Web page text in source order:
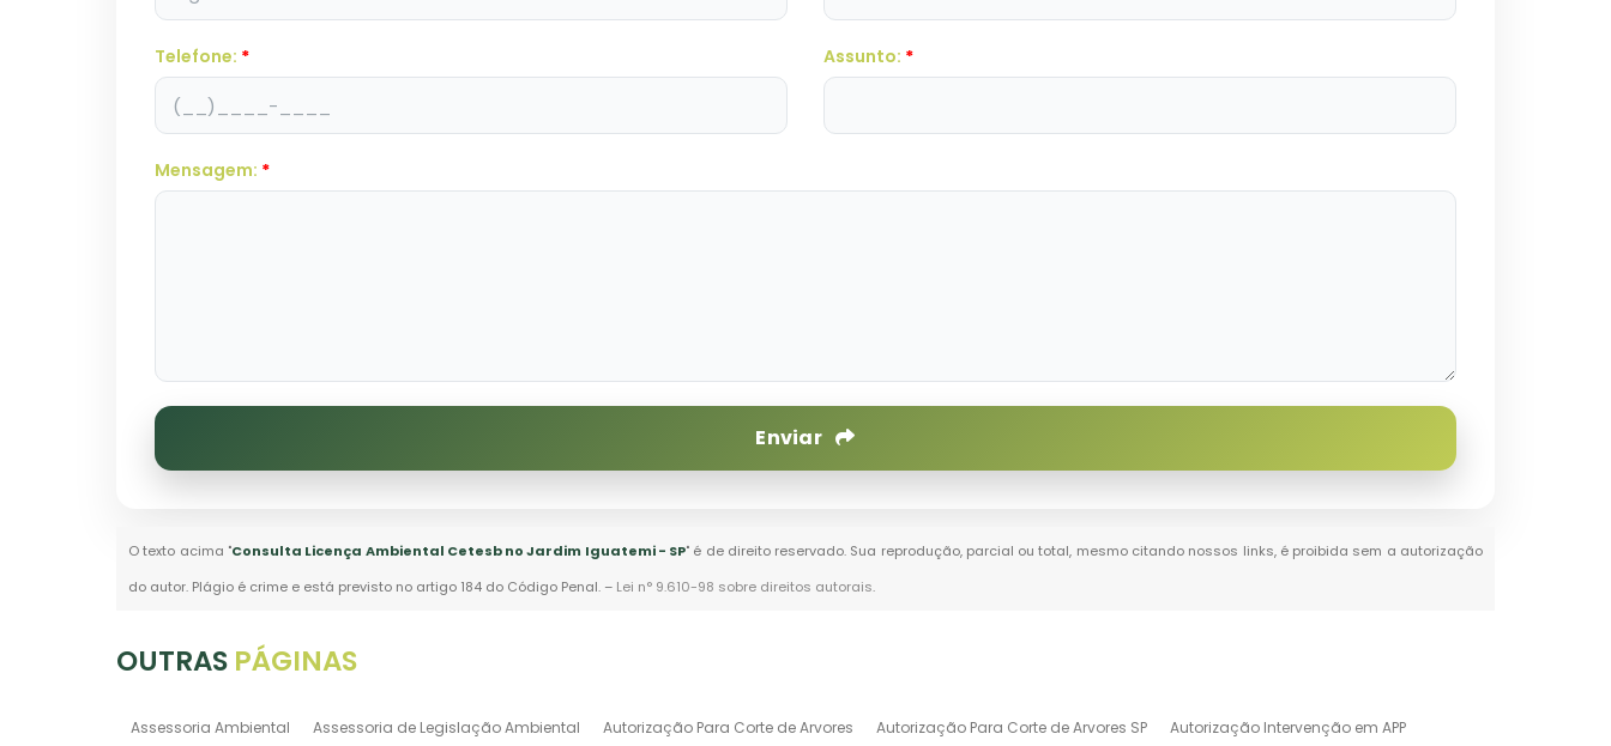
Telefone: * Assunto: *
Mensagem: *
Enviar
O texto acima "Consulta Licença Ambiental Cetesb no Jardim Iguatemi - SP" é de direito reservado. Sua reprodução, parcial ou total, mesmo citando nossos links, é proibida sem a autorização
do autor. Plágio é crime e está previsto no artigo 184 do Código Penal. – Lei n° 9.610-98 sobre direitos autorais.
OUTRAS PÁGINAS
Assessoria Ambiental Assessoria de Legislação Ambiental Autorização Para Corte de Arvores Autorização Para Corte de Arvores SP
Autorização Intervenção em APP